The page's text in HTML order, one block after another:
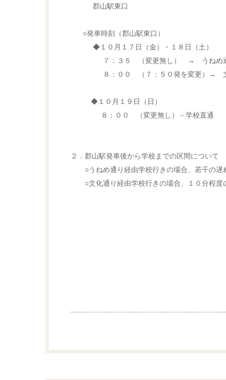
郡山駅東口
○発車時刻（郡山駅東口）
◆１０月１７日（金）・１８日（土）
７：３５ （変更無し） → うねめ通
８：００ （７：５０発を変更）→ 文
◆１０月１９日（日）
８：００ （変更無し）－学校直通
２．郡山駅発車後から学校までの区間について
○うねめ通り経由学校行きの場合、若干の遅
○文化通り経由学校行きの場合、１０分程度